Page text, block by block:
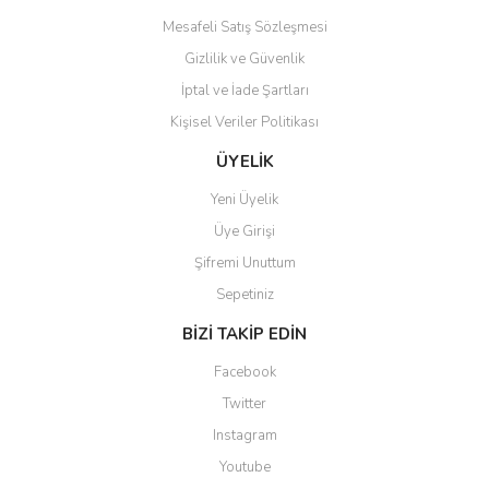
Gönder
Mesafeli Satış Sözleşmesi
Gizlilik ve Güvenlik
İptal ve İade Şartları
Kişisel Veriler Politikası
ÜYELİK
Yeni Üyelik
Üye Girişi
Şifremi Unuttum
Sepetiniz
BİZİ TAKİP EDİN
Facebook
Twitter
Instagram
Youtube